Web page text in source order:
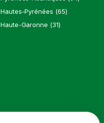
Hautes-Pyrénées (65)
Haute-Garonne (31)